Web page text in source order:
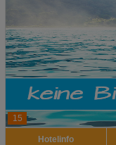
15
Hotelinfo